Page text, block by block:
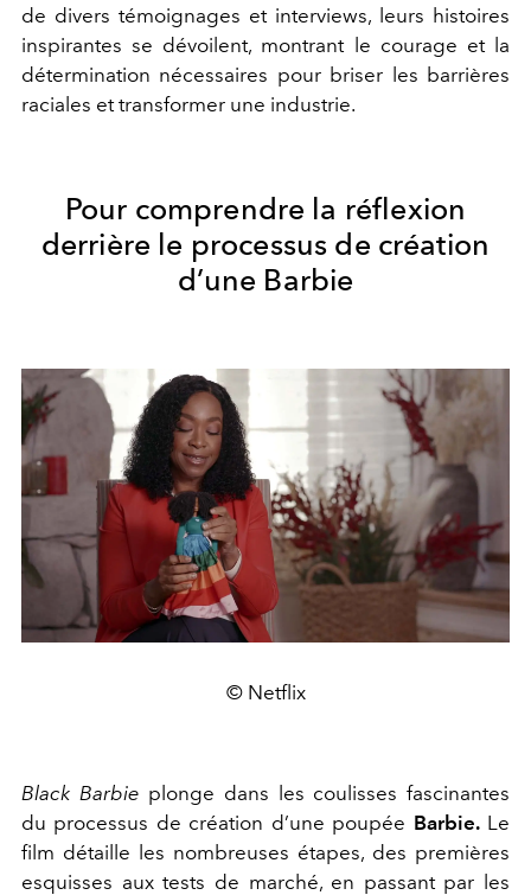
de divers témoignages et interviews, leurs histoires
inspirantes se dévoilent, montrant le courage et la
détermination nécessaires pour briser les barrières
raciales et transformer une industrie.
Pour comprendre la réflexion
derrière le processus de création
d’une Barbie
© Netflix
Black Barbie plonge dans les coulisses fascinantes
du processus de création d’une poupée Barbie.Le
film détaille les nombreuses étapes, des premières
esquisses aux tests de marché, en passant par les